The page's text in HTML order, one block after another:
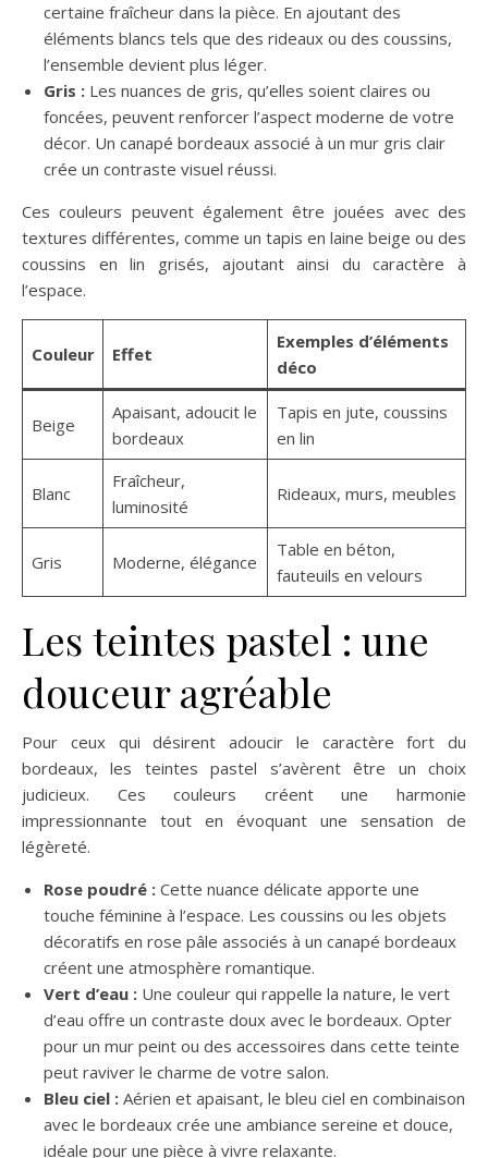
certaine fraîcheur dans la pièce. En ajoutant des
éléments blancs tels que des rideaux ou des coussins,
l’ensemble devient plus léger.
Gris : Les nuances de gris, qu’elles soient claires ou
foncées, peuvent renforcer l’aspect moderne de votre
décor. Un canapé bordeaux associé à un mur gris clair
crée un contraste visuel réussi.
Ces couleurs peuvent également être jouées avec des
textures différentes, comme un tapis en laine beige ou des
coussins en lin grisés, ajoutant ainsi du caractère à
l’espace.
Couleur Effet
Exemples d’éléments
déco
Beige
Apaisant, adoucit le
bordeaux
Tapis en jute, coussins
en lin
Blanc
Fraîcheur,
luminosité
Rideaux, murs, meubles
Gris Moderne, élégance
Table en béton,
fauteuils en velours
Les teintes pastel : une
douceur agréable
Pour ceux qui désirent adoucir le caractère fort du
bordeaux, les teintes pastel s’avèrent être un choix
judicieux. Ces couleurs créent une harmonie
impressionnante tout en évoquant une sensation de
légèreté.
Rose poudré : Cette nuance délicate apporte une
touche féminine à l’espace. Les coussins ou les objets
décoratifs en rose pâle associés à un canapé bordeaux
créent une atmosphère romantique.
Vert d’eau : Une couleur qui rappelle la nature, le vert
d’eau offre un contraste doux avec le bordeaux. Opter
pour un mur peint ou des accessoires dans cette teinte
peut raviver le charme de votre salon.
Bleu ciel : Aérien et apaisant, le bleu ciel en combinaison
avec le bordeaux crée une ambiance sereine et douce,
idéale pour une pièce à vivre relaxante.